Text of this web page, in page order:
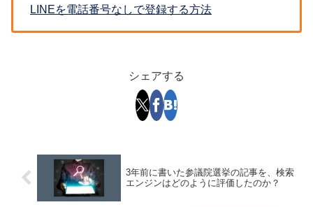
LINEを電話番号なしで登録する方法
シェアする
3年前に書いた参議院選挙の記事を、検索
エンジンはどのように評価したのか？